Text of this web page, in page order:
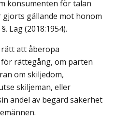
konsumenten för talan
gällande mot honom
Lag (2018:1954).
att åberopa
rättegång, om parten
om skiljedom,
skiljeman, eller
andel av begärd säkerhet